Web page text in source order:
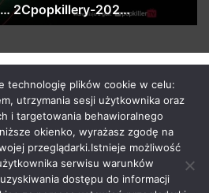
2Cpopkillery-202…
2019
Samochodowa/ Who is the killer
/Przewozy Międzynarodowe
/Meble Racibórz
Z Fejsa
Newsy Z Klubów
Nadaje Imprezy Koncert
technologię plików cookie w celu:
utrzymania sesji użytkownika oraz
i targetowania behawioralnego
okienko, wyrażasz zgodę na
przeglądarki.Istnieje możliwość
serwisu warunków
dostępu do informacji